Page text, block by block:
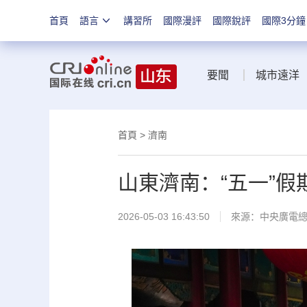
首頁 語言 講習所 國際漫評 國際銳評 國際3分鐘
要聞 城市遠洋
首頁 > 濟南
山東濟南：“五一”
2026-05-03 16:43:50 來源：中央廣電